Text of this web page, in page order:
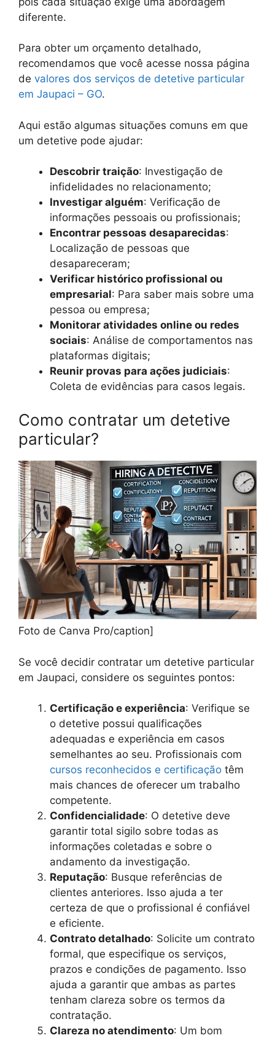
diferente.
Para obter um orçamento detalhado,
recomendamos que você acesse nossa página
de valores dos serviços de detetive particular
em Jaupaci – GO.
Aqui estão algumas situações comuns em que
um detetive pode ajudar:
Descobrir traição: Investigação de
infidelidades no relacionamento;
Investigar alguém: Verificação de
informações pessoais ou profissionais;
Encontrar pessoas desaparecidas:
Localização de pessoas que
desapareceram;
Verificar histórico profissional ou
empresarial: Para saber mais sobre uma
pessoa ou empresa;
Monitorar atividades online ou redes
sociais: Análise de comportamentos nas
plataformas digitais;
Reunir provas para ações judiciais:
Coleta de evidências para casos legais.
Como contratar um detetive
particular?
Foto de Canva Pro/caption]
Se você decidir contratar um detetive particular
em Jaupaci, considere os seguintes pontos:
Certificação e experiência: Verifique se
o detetive possui qualificações
adequadas e experiência em casos
semelhantes ao seu. Profissionais com
cursos reconhecidos e certificação têm
mais chances de oferecer um trabalho
competente.
Confidencialidade: O detetive deve
garantir total sigilo sobre todas as
informações coletadas e sobre o
andamento da investigação.
Reputação: Busque referências de
clientes anteriores. Isso ajuda a ter
certeza de que o profissional é confiável
e eficiente.
Contrato detalhado: Solicite um contrato
formal, que especifique os serviços,
prazos e condições de pagamento. Isso
ajuda a garantir que ambas as partes
tenham clareza sobre os termos da
contratação.
Clareza no atendimento: Um bom